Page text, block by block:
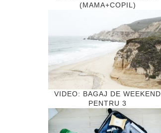
(MAMA+COPIL)
VIDEO: BAGAJ DE WEEKEND
PENTRU 3